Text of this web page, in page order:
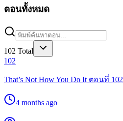
ตอนทั้งหมด
102 Total
102
That’s Not How You Do It ตอนที่ 102
4 months ago